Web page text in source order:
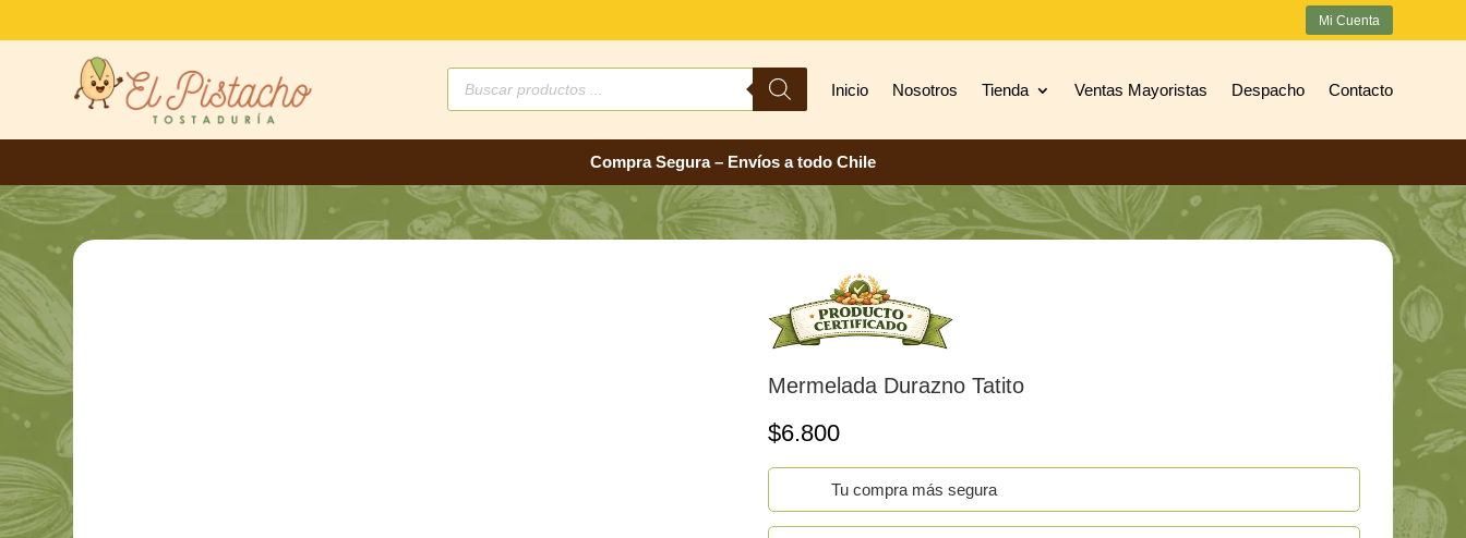
Mi Cuenta
Búsqueda
productos
Inicio Nosotros Tienda Ventas Mayoristas Despacho Contacto
Compra Segura – Envíos a todo Chile
Mermelada Durazno Tatito
$6.800
Tu compra más segura